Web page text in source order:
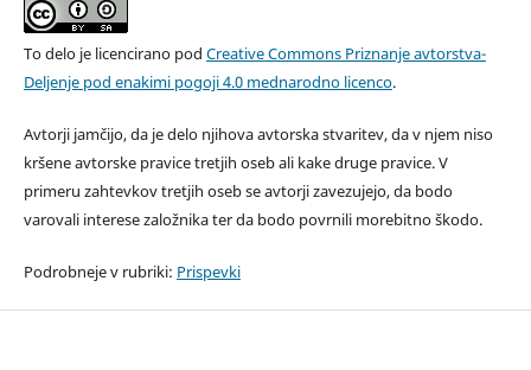
To delo je licencirano pod Creative Commons Priznanje avtorstva-
Deljenje pod enakimi pogoji 4.0 mednarodno licenco.
Avtorji jamčijo, da je delo njihova avtorska stvaritev, da v njem niso
kršene avtorske pravice tretjih oseb ali kake druge pravice. V
primeru zahtevkov tretjih oseb se avtorji zavezujejo, da bodo
varovali interese založnika ter da bodo povrnili morebitno škodo.
Podrobneje v rubriki: Prispevki